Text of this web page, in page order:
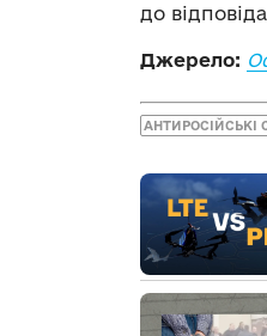
до
Джерело:
АНТИРОСІЙСЬКІ